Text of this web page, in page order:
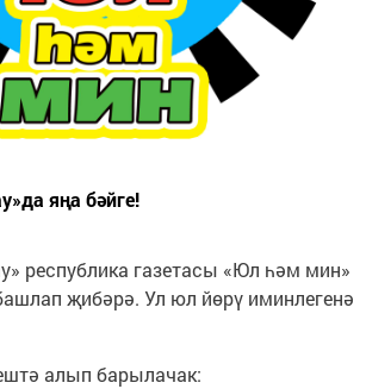
яңа бәйге!
республика газетасы «Юл һәм мин»
җибәрә. Ул юл йөрү иминлегенә
алып барылачак: